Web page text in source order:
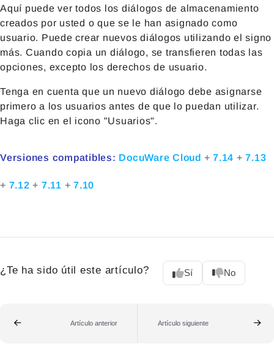
Aquí puede ver todos los diálogos de almacenamiento
creados por usted o que se le han asignado como
usuario. Puede crear nuevos diálogos utilizando el signo
más. Cuando copia un diálogo, se transfieren todas las
opciones, excepto los derechos de usuario.
Tenga en cuenta que un nuevo diálogo debe asignarse
primero a los usuarios antes de que lo puedan utilizar.
Haga clic en el icono "Usuarios".
Versiones compatibles: DocuWare Cloud + 7.14 +7.13
+ 7.12+ 7.11 + 7.10
¿Te ha sido útil este artículo? Sí No
Artículo anterior Artículo siguiente